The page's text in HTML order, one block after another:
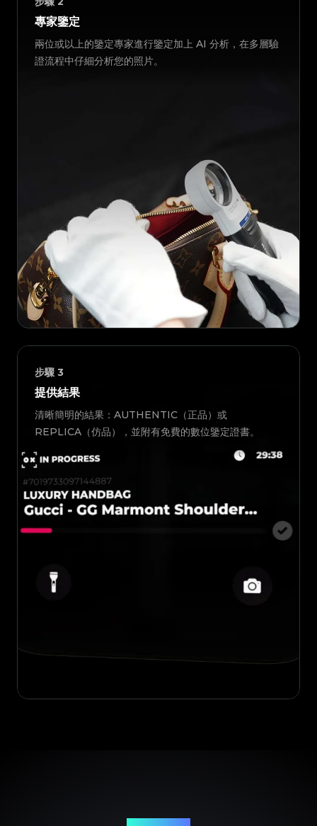
專家鑒定
兩位或以上的鑒定專家進行鑒定加上 AI 分析，在多層驗
證流程中仔細分析您的照片。
步驟 3
提供結果
清晰簡明的結果：AUTHENTIC（正品）或
REPLICA（仿品），並附有免費的數位鑒定證書。